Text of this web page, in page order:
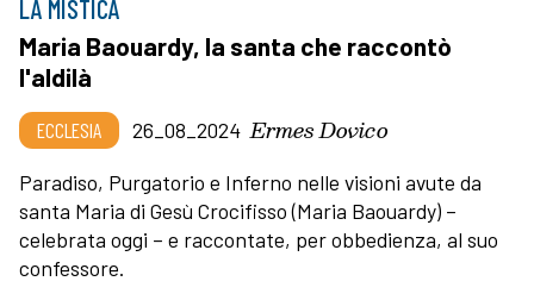
LA MISTICA
Maria Baouardy, la santa che raccontò
l'aldilà
ECCLESIA 26_08_2024 Ermes Dovico
Paradiso, Purgatorio e Inferno nelle visioni avute da
santa Maria di Gesù Crocifisso (Maria Baouardy) –
celebrata oggi – e raccontate, per obbedienza, al suo
confessore.